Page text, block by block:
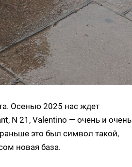
Осенью 2025 нас ждет
N 21, Valentino — очень и очень
это был символ такой,
новая база.